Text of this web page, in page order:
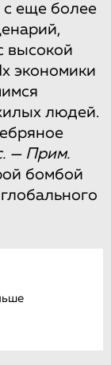
с еще более
высокой
экономики
людей.
— Прим.
бомбой